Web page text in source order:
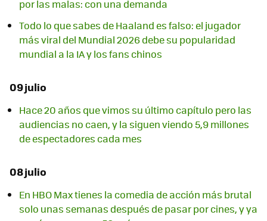
por las malas: con una demanda
Todo lo que sabes de Haaland es falso: el jugador
más viral del Mundial 2026 debe su popularidad
mundial a la IA y los fans chinos
09 julio
Hace 20 años que vimos su último capítulo pero las
audiencias no caen, y la siguen viendo 5,9 millones
de espectadores cada mes
08 julio
En HBO Max tienes la comedia de acción más brutal
solo unas semanas después de pasar por cines, y ya